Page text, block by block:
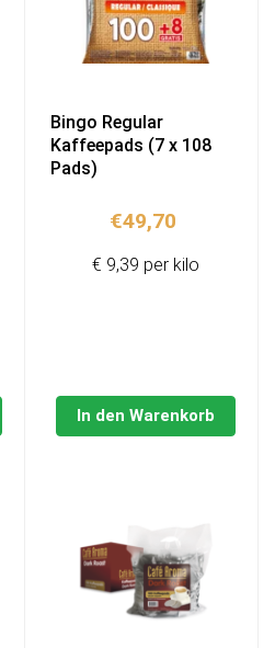
Bingo Regular
Kaffeepads (7 x 108
Pads)
€49,70
In den Warenkorb
€ 9,39 per kilo